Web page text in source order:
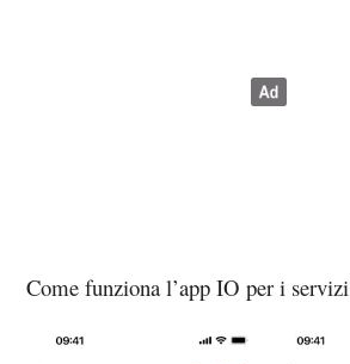
Come funziona l’app IO per i servizi